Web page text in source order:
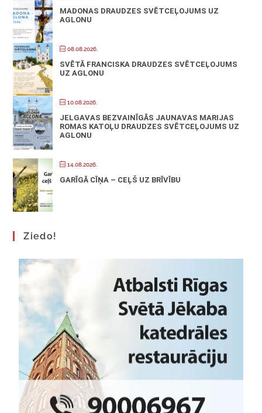
MADONAS DRAUDZES SVĒTCEĻOJUMS UZ
AGLONU
08.08.2026.
SVĒTĀ FRANCISKA DRAUDZES SVĒTCEĻOJUMS
UZ AGLONU
10.08.2026.
JELGAVAS BEZVAINĪGĀS JAUNAVAS MARIJAS
ROMAS KATOĻU DRAUDZES SVĒTCEĻOJUMS UZ
AGLONU
14.08.2026.
GARĪGĀ CĪŅA – CEĻŠ UZ BRĪVĪBU
Ziedo!